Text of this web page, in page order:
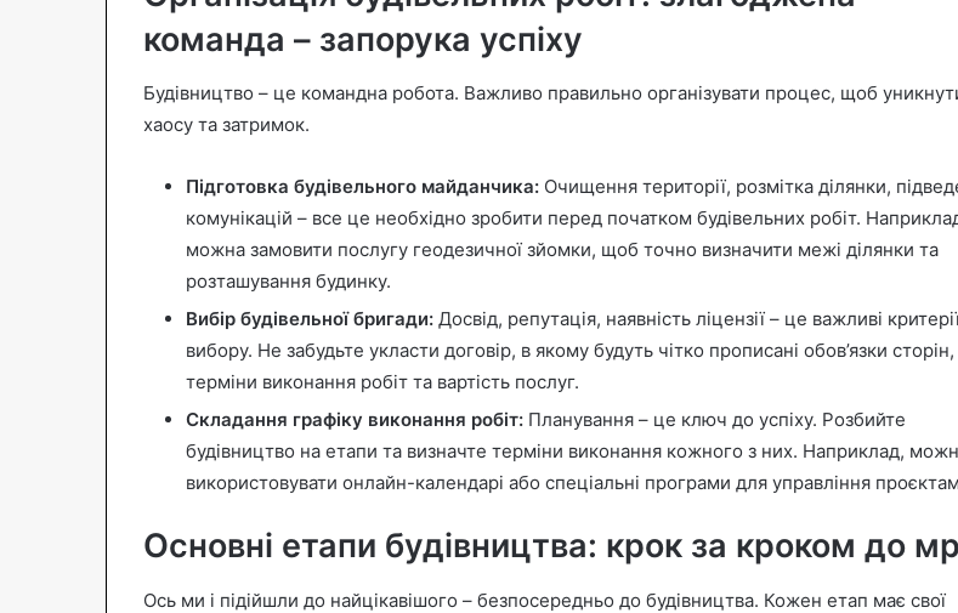
команда – запорука успіху
Будівництво – це командна робота. Важливо правильно організувати процес, щоб
хаосу та затримок.
Підготовка будівельного майданчика: Очищення території, розмітка ділянки,
комунікацій – все це необхідно зробити перед початком будівельних робіт.
можна замовити послугу геодезичної зйомки, щоб точно визначити межі ділянки та
розташування будинку.
Вибір будівельної бригади: Досвід, репутація, наявність ліцензії – це важливі
вибору. Не забудьте укласти договір, в якому будуть чітко прописані обов’язки сторін,
терміни виконання робіт та вартість послуг.
Складання графіку виконання робіт: Планування – це ключ до успіху. Розбийте
будівництво на етапи та визначте терміни виконання кожного з них. Наприклад,
використовувати онлайн-календарі або спеціальні програми для управління
Основні етапи будівництва: крок за кроком до
Ось ми і підійшли до найцікавішого – безпосередньо до будівництва. Кожен етап має свої